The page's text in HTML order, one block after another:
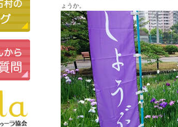
ょうか。